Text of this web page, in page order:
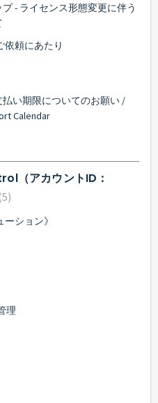
- ライセンス形態変更に伴う
依頼にあたり
い期限についてのお願い /
Calendar
（アカウントID：
5
ション》
理